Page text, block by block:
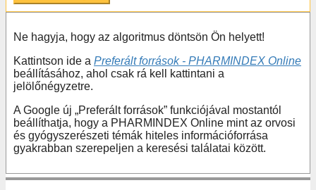
Ne hagyja, hogy az algoritmus döntsön Ön helyett!
Kattintson ide a Preferált források - PHARMINDEX Online
beállításához, ahol csak rá kell kattintani a
jelölőnégyzetre.
A Google új „Preferált források” funkciójával mostantól
beállíthatja, hogy a PHARMINDEX Online mint az orvosi
és gyógyszerészeti témák hiteles információforrása
gyakrabban szerepeljen a keresési találatai között.